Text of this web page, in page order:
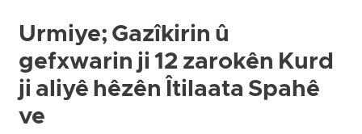
Urmiye; Gazîkirin û
gefxwarin ji 12 zarokên Kurd
ji aliyê hêzên Îtilaata Spahê
ve